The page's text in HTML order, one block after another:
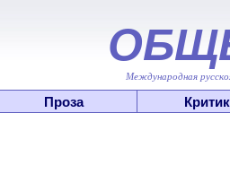
Международная
Проза